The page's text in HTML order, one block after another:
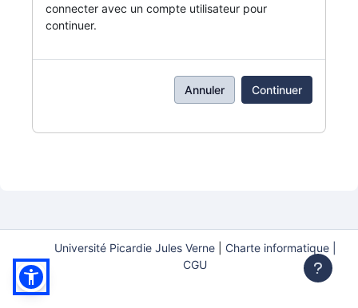
connecter avec un compte utilisateur pour
continuer.
Annuler Continuer
Université Picardie Jules Verne|
Charte informatique |
CGU